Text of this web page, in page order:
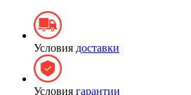
Условия доставки
Условия гарантии